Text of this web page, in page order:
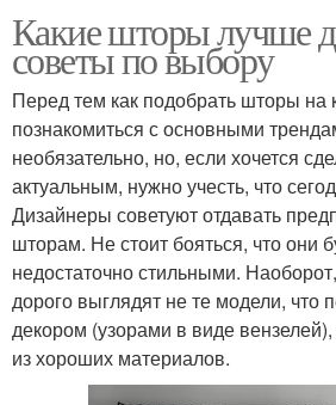
Какие шторы лучше
советы по выбору
Перед тем как подобрать шторы на
познакомиться с основными
необязательно, но, если хочется
актуальным, нужно учесть, что
Дизайнеры советуют отдавать
шторам. Не стоит бояться, что они
недостаточно стильными.
дорого выглядят не те модели, что
декором (узорами в виде
из хороших материалов.